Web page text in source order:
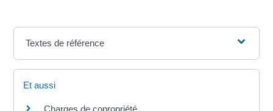
Textes de référence
Et aussi
Charges de copropriété